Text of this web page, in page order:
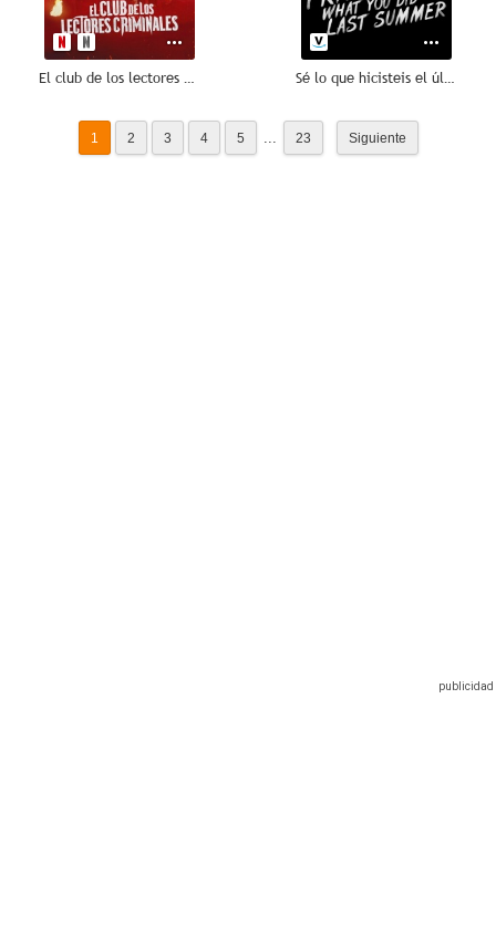
El club de los lectores criminales Sé lo que hicisteis el último verano
1 2 3 4 5 ... 23 Siguiente